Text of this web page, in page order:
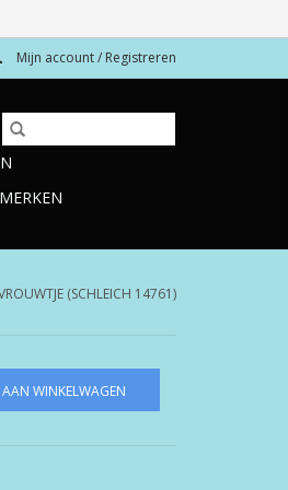
Mijn account / Registreren
MERKEN
(SCHLEICH 14761)
WINKELWAGEN